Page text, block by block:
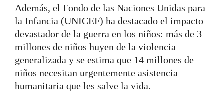
Además, el Fondo de las Naciones Unidas para
la Infancia (UNICEF) ha destacado el impacto
devastador de la guerra en los niños: más de 3
millones de niños huyen de la violencia
generalizada y se estima que 14 millones de
niños necesitan urgentemente asistencia
humanitaria que les salve la vida.